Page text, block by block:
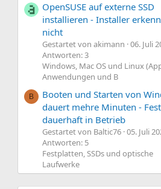
OpenSUSE auf externe SSD
installieren - Installer
nicht
Gestartet von akimann 06. Juli
Antworten: 3
Windows, Mac OS und Linux
Anwendungen und B
B
Booten und Starten von
dauert mehre Minuten -
dauerhaft in Betrieb
Gestartet von Baltic76 05. Juli
Antworten: 5
Festplatten, SSDs und optische
Laufwerke